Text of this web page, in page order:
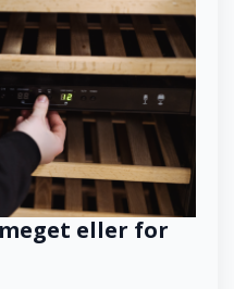
eller for